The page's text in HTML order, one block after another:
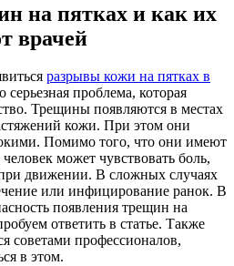
на пятках и как их
врачей
разрывы кожи на пятках в
серьезная проблема, которая
Трещины появляются в местах
кожи. При этом они
Помимо того, что они имеют
может чувствовать боль,
движении. В сложных случаях
или инфицирование ранок. В
появления трещин на
ответить в статье. Также
советами профессионалов,
в этом.